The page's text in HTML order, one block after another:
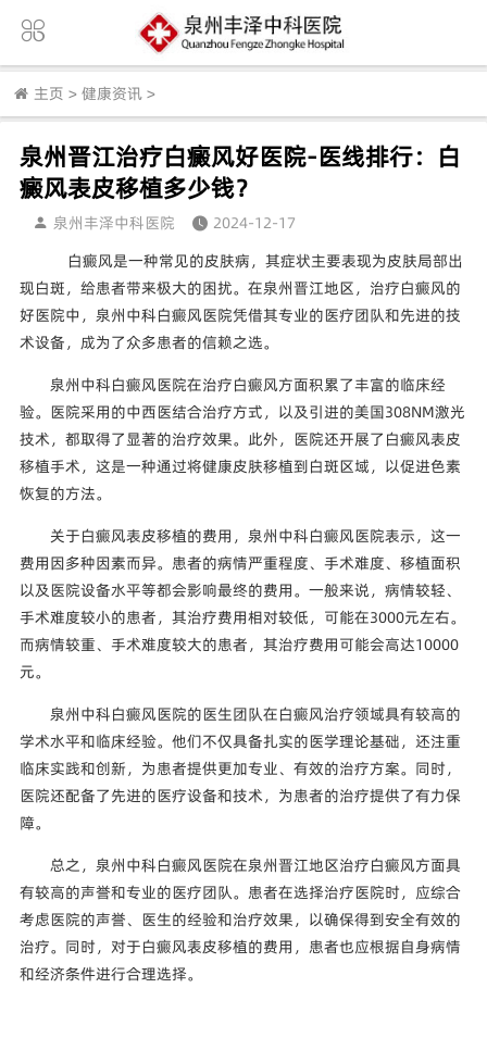
主页 > 健康资讯 >
泉州晋江治疗白癜风好医院-医线排行：白
癜风表皮移植多少钱？
泉州丰泽中科医院
2024-12-17
白癜风是一种常见的皮肤病，其症状主要表现为皮肤局部出
现白斑，给患者带来极大的困扰。在泉州晋江地区，治疗白癜风的
好医院中，泉州中科白癜风医院凭借其专业的医疗团队和先进的技
术设备，成为了众多患者的信赖之选。
泉州中科白癜风医院在治疗白癜风方面积累了丰富的临床经
验。医院采用的中西医结合治疗方式，以及引进的美国308NM激光
技术，都取得了显著的治疗效果。此外，医院还开展了白癜风表皮
移植手术，这是一种通过将健康皮肤移植到白斑区域，以促进色素
恢复的方法。
关于白癜风表皮移植的费用，泉州中科白癜风医院表示，这一
费用因多种因素而异。患者的病情严重程度、手术难度、移植面积
以及医院设备水平等都会影响最终的费用。一般来说，病情较轻、
手术难度较小的患者，其治疗费用相对较低，可能在3000元左右。
而病情较重、手术难度较大的患者，其治疗费用可能会高达10000
元。
泉州中科白癜风医院的医生团队在白癜风治疗领域具有较高的
学术水平和临床经验。他们不仅具备扎实的医学理论基础，还注重
临床实践和创新，为患者提供更加专业、有效的治疗方案。同时，
医院还配备了先进的医疗设备和技术，为患者的治疗提供了有力保
障。
总之，泉州中科白癜风医院在泉州晋江地区治疗白癜风方面具
有较高的声誉和专业的医疗团队。患者在选择治疗医院时，应综合
考虑医院的声誉、医生的经验和治疗效果，以确保得到安全有效的
治疗。同时，对于白癜风表皮移植的费用，患者也应根据自身病情
和经济条件进行合理选择。